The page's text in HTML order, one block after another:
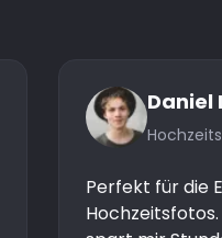
Daniel
Perfekt für die